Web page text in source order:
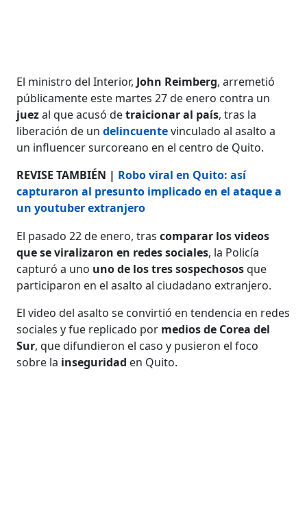
El ministro del Interior, John Reimberg, arremetió
públicamente este martes 27 de enero contra un
juezal que acusó detraicionar al país, tras la
liberación de undelincuentevinculado al asalto a
un influencer surcoreano en el centro de Quito.
REVISE TAMBIÉN | Robo viral en Quito: así
capturaron al presunto implicado en el ataque a
un youtuber extranjero
El pasado 22 de enero, trascomparar los videos
que se viralizaron en redes sociales, la Policía
capturó a uno uno de los tres sospechososque
participaron en el asalto al ciudadano extranjero.
El video del asalto se convirtió en tendencia en redes
sociales y fue replicado por medios de Corea del
Sur, que difundieron el caso y pusieron el foco
sobre la inseguridad en Quito.